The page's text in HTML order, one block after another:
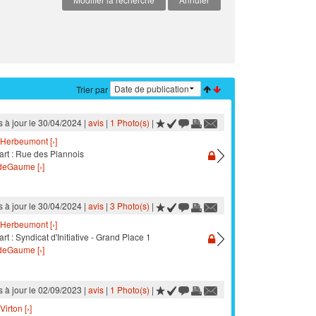
Trier par
à jour le 30/04/2024 | avis| 1 Photo(s) |
Herbeumont [›]
: Rue des Plannois
[›]
à jour le 30/04/2024 | avis| 3 Photo(s) |
Herbeumont [›]
: Syndicat d'Initiative - Grand Place 1
[›]
à jour le 02/09/2023 | avis| 1 Photo(s) |
Virton [›]